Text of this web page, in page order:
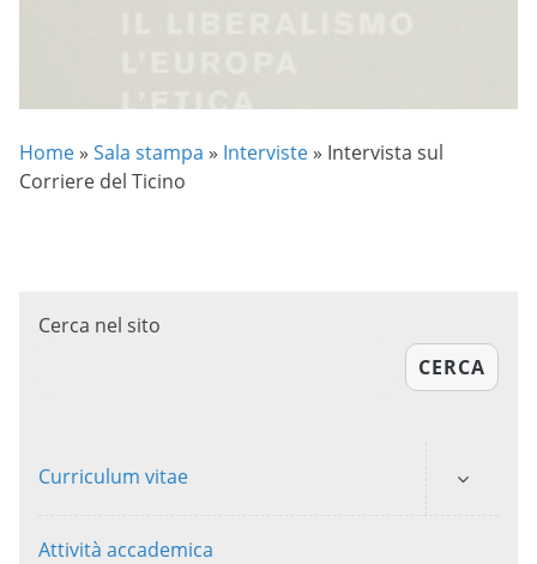
Home » Sala stampa » Interviste » Intervista sul
Corriere del Ticino
Cerca nel sito
CERCA
Curriculum vitae
Attività accademica